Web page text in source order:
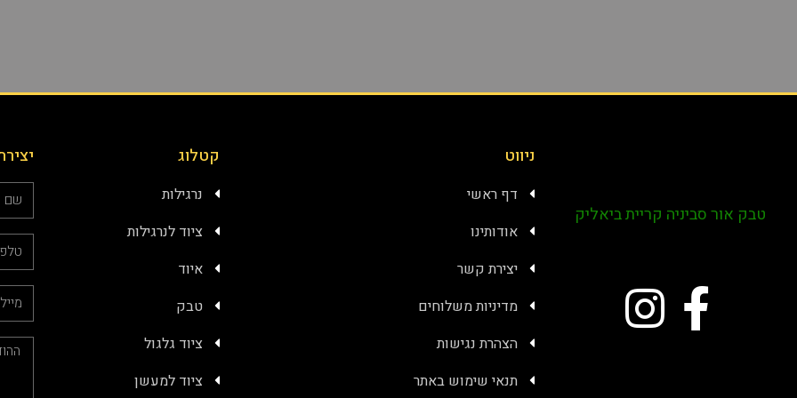
טבק אור סביניה קריית ביאליק
ניווט
דף ראשי
אודותינו
יצירת קשר
מדיניות משלוחים
הצהרת נגישות
תנאי שימוש באתר
קטלוג
נרגילות
ציוד לנרגילות
איוד
טבק
ציוד גלגול
ציוד למעשן